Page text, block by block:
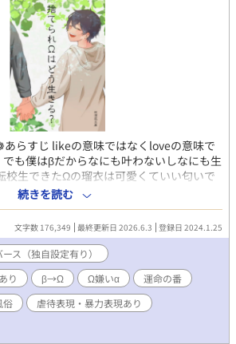
あらすじ likeの意味ではなくloveの意味で
も僕はβだからなにも叶わないしなにも生
校生できたΩの瑠衣は可愛くていい匂いで
いいなっていつも傍にいた。 僕ができるこ
るだけ】それだけでいい。いつまでも璃
らばっていく僕の大切なもの……。 オメガ
宣告されたΩ編 DLsiteにて販売中！！ あ
番になってしまったαの璃亜武とβの琉
架は命の危機にさらされる。璃亜武の本
産んだ子、琉璃を渡すように命じられ
は死だ。逃れられない運命と琉架は命を
そんな琉架を愛し傍にいたいと思うαがい
結婚し一人にさせないようにした。それ
続きを読む
文字数 176,349 最終更新日 2026.6.3 登録日 2024.1.25
ス（独自設定有り）
り
β→Ω Ω嫌い‪α‬
運命の番
俗
虐待表現・暴力表現あり